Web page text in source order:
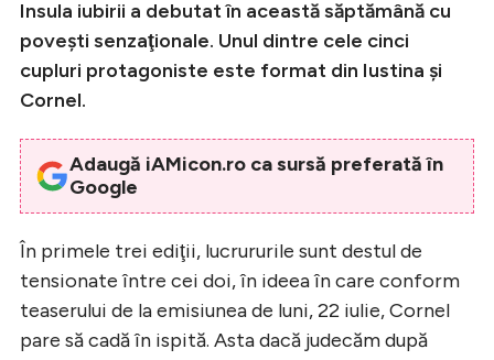
Intră în cont
Creează cont
Insula iubirii a debutat în această săptămână cu
poveşti senzaţionale. Unul dintre cele cinci
cupluri protagoniste este format din Iustina şi
Cornel.
Adaugă iAMicon.ro ca sursă preferată în
Google
În primele trei ediţii, lucrururile sunt destul de
tensionate între cei doi, în ideea în care conform
teaserului de la emisiunea de luni, 22 iulie, Cornel
pare să cadă în ispită. Asta dacă judecăm după